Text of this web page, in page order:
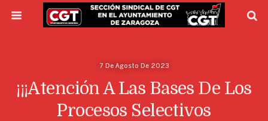
7 De Agosto De 2023
¡¡¡Atención A Las Bases De Los
Procesos Selectivos